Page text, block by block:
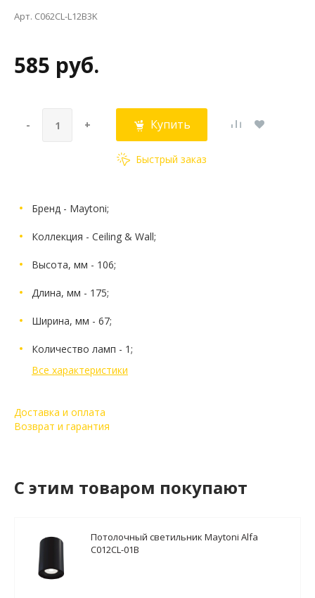
Арт. C062CL-L12B3K
585 руб.
- + Купить
Быстрый заказ
Бренд - Maytoni;
Коллекция - Ceiling & Wall;
Высота, мм - 106;
Длина, мм - 175;
Ширина, мм - 67;
Количество ламп - 1;
Все характеристики
Доставка и оплата
Возврат и гарантия
C этим товаром покупают
Потолочный светильник Maytoni Alfa
C012CL-01B